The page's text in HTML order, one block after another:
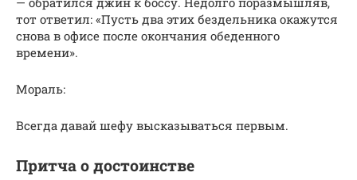
тот ответил: «Пусть два этих бездельника окажутся
снова в офисе после окончания обеденного
времени».
Мораль:
Всегда давай шефу высказываться первым.
Притча о достоинстве